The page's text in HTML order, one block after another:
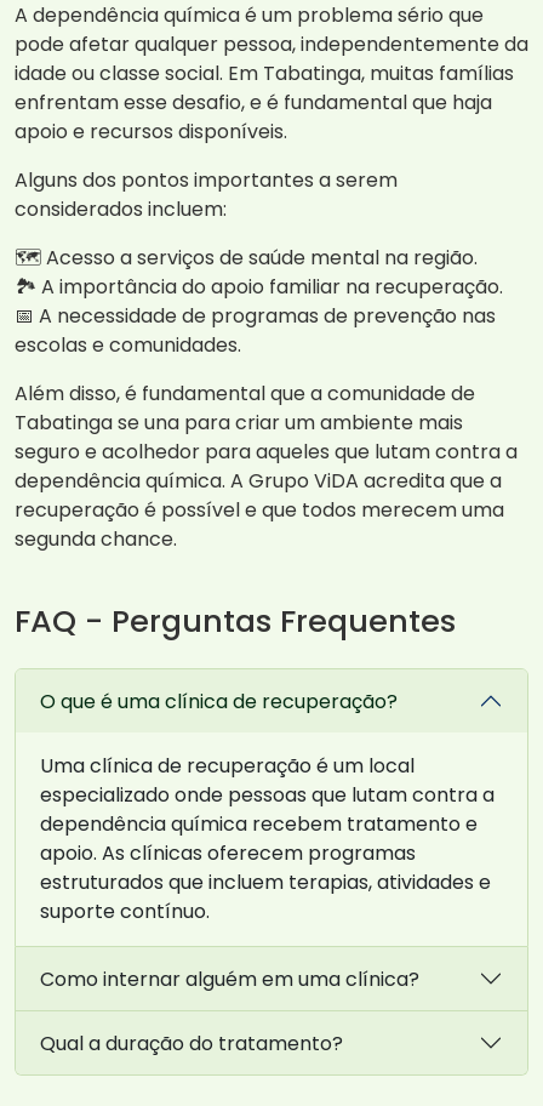
A dependência química é um problema sério que
pode afetar qualquer pessoa, independentemente da
idade ou classe social. Em Tabatinga, muitas famílias
enfrentam esse desafio, e é fundamental que haja
apoio e recursos disponíveis.
Alguns dos pontos importantes a serem
considerados incluem:
🗺️ Acesso a serviços de saúde mental na região.
🏞️ A importância do apoio familiar na recuperação.
📅 A necessidade de programas de prevenção nas
escolas e comunidades.
Além disso, é fundamental que a comunidade de
Tabatinga se una para criar um ambiente mais
seguro e acolhedor para aqueles que lutam contra a
dependência química. A Grupo ViDA acredita que a
recuperação é possível e que todos merecem uma
segunda chance.
FAQ - Perguntas Frequentes
O que é uma clínica de recuperação?
Uma clínica de recuperação é um local
especializado onde pessoas que lutam contra a
dependência química recebem tratamento e
apoio. As clínicas oferecem programas
estruturados que incluem terapias, atividades e
suporte contínuo.
Como internar alguém em uma clínica?
Qual a duração do tratamento?